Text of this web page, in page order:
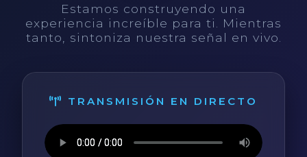
Estamos construyendo una
experiencia increíble para ti. Mientras
tanto, sintoniza nuestra señal en vivo.
TRANSMISIÓN EN DIRECTO